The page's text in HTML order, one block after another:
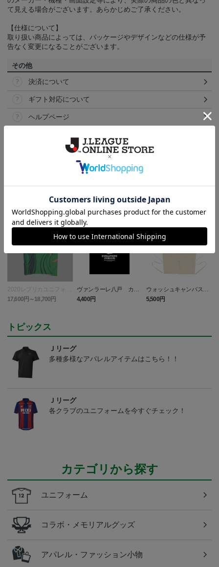
て見える場合がございます。あらかじめご了承ください。
【仕様について】
取り扱い商品によっては、パッケージやデザインなどの仕様が予
告なく変更になることがございます。
その他
決済について
ギフト対応について
ヘルプページ
2020レプリカユニフォー
ム FP 1st
17,600円～18,700円
NEW
ヴァンラーレ八戸 カラ
マネロ Tシャツ BLACK
キッズ
4,400円
ウォッシュキャンバス＆
ツイル エプロン (ヴァン
ラーレ八戸)
5,500円
トピックス
Ｊリーグ
多種多様なアパレルアイテムはこちら！！
Ｊリーグ
各クラブのユニフォームを今すぐチェック！
カテゴリから探す
ユニフォーム
コラボ・メモリアルグッズ
アパレル・ファッション小物